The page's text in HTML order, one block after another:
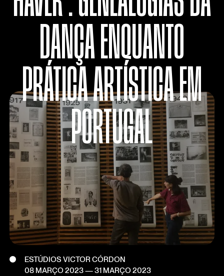
DANÇA ENQUANTO
PRÁTICA ARTÍSTICA EM
PORTUGAL
ESTÚDIOS VICTOR CÓRDON
08 MARÇO 2023—31 MARÇO 2023